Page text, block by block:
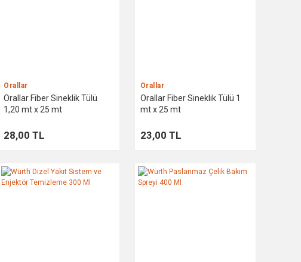
Orallar
Orallar Fiber Sineklik Tülü
1,20 mt x 25 mt
28,00 TL
Orallar
Orallar Fiber Sineklik Tülü 1
mt x 25 mt
23,00 TL